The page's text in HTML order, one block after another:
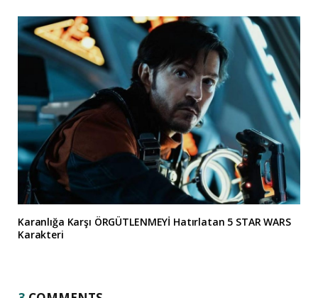
Karanlığa Karşı ÖRGÜTLENMEYİ Hatırlatan 5 STAR WARS
Karakteri